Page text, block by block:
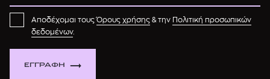
ΕΓΓΡΑΦΗ
Αποδέχομαι τουςΌρους χρήσης & την Πολιτική προσωπικών
δεδομένων.